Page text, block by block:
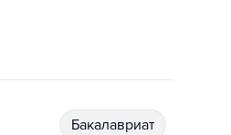
бакалавриат